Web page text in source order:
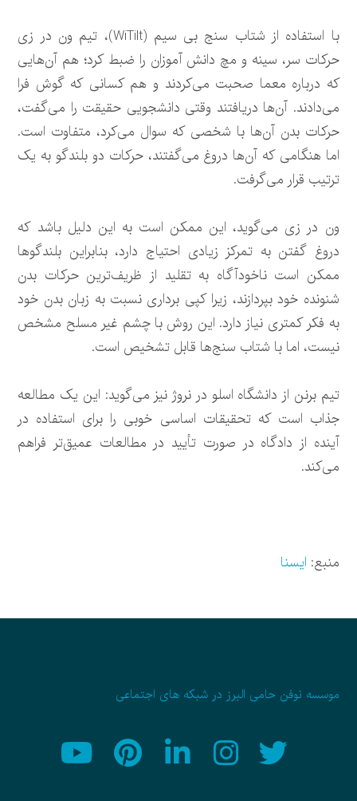
با استفاده از شتاب سنج بی سیم (WiTilt)، تیم ون در زی
حرکات سر، سینه و مچ دانش آموزان را ضبط کرد؛ هم آن‌هایی
که درباره معما صحبت می‌کردند و هم کسانی که گوش فرا
می‌دادند. آن‌ها دریافتند وقتی دانشجویی حقیقت را می‌گفت،
حرکات بدن آن‌ها با شخصی که سوال می‌کرد، متفاوت است.
اما هنگامی که آن‌ها دروغ می‌گفتند، حرکات دو بلندگو به یک
ترتیب قرار می‌گرفت.
ون در زی می‌گوید، این ممکن است به این دلیل باشد که
دروغ گفتن به تمرکز زیادی احتیاج دارد، بنابراین بلندگو‌ها
ممکن است ناخودآگاه به تقلید از ظریف‌ترین حرکات بدن
شنونده خود بپردازند، زیرا کپی برداری نسبت به زبان بدن خود
به فکر کمتری نیاز دارد. این روش با چشم غیر مسلح مشخص
نیست، اما با شتاب سنج‌ها قابل تشخیص است.
تیم برنن از دانشگاه اسلو در نروژ نیز می‌گوید: این یک مطالعه
جذاب است که تحقیقات اساسی خوبی را برای استفاده در
آینده از دادگاه در صورت تأیید در مطالعات عمیق‌تر فراهم
می‌کند.
منبع: ایسنا
موسسه نوفن حامی البرز در شبکه های اجتماعی